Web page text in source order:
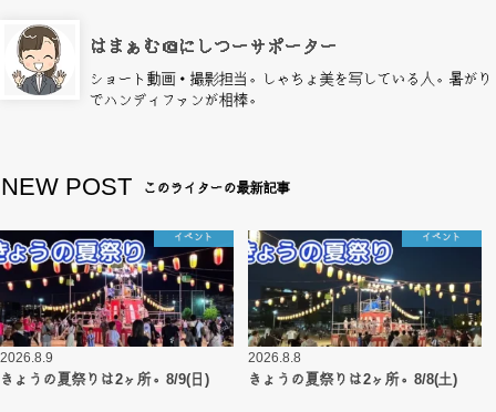
はまぁむ＠にしつーサポーター
ショート動画・撮影担当。しゃちょ美を写している人。暑がり
でハンディファンが相棒。
NEW POST このライターの最新記事
イベント
2026.8.9
きょうの夏祭りは2ヶ所。8/9(日)
イベント
2026.8.8
きょうの夏祭りは2ヶ所。8/8(土)